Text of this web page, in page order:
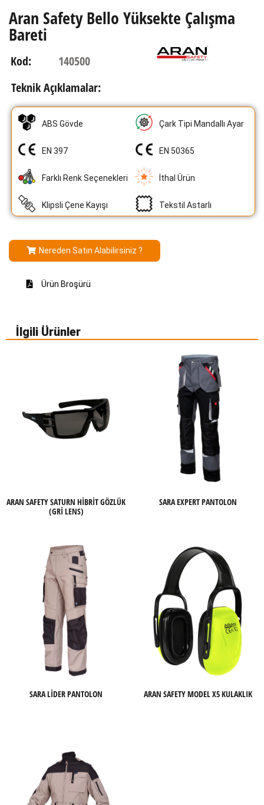
Aran Safety Bello Yüksekte Çalışma
Bareti
Kod:
140500
Teknik Açıklamalar:
ABS Gövde Çark Tipi Mandallı Ayar
EN 397 EN 50365
Farklı Renk Seçenekleri İthal Ürün
Klipsli Çene Kayışı Tekstil Astarlı
Nereden Satın Alabilirsiniz ?
Ürün Broşürü
İlgili Ürünler
ARAN SAFETY SATURN HİBRİT GÖZLÜK
(GRI LENS)
SARA EXPERT PANTOLON
SARA LIDER PANTOLON ARAN SAFETY MODEL X5 KULAKLIK